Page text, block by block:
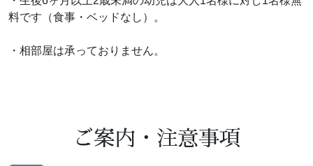
料です（食事・ベッドなし）。
・相部屋は承っておりません。
ご案内・注意事項